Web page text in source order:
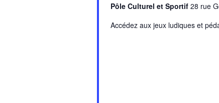
Pôle Culturel et Sportif 28 rue
Accédez aux jeux ludiques et